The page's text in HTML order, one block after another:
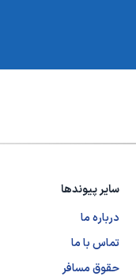
سایر پیوندها
درباره ما
تماس با ما
حقوق مسافر